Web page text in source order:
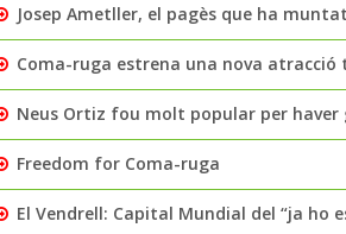
Josep Ametller, el pagès que ha
Coma-ruga estrena una nova
Neus Ortiz fou molt popular per haver
Freedom for Coma-ruga
El Vendrell: Capital Mundial del “ja ho